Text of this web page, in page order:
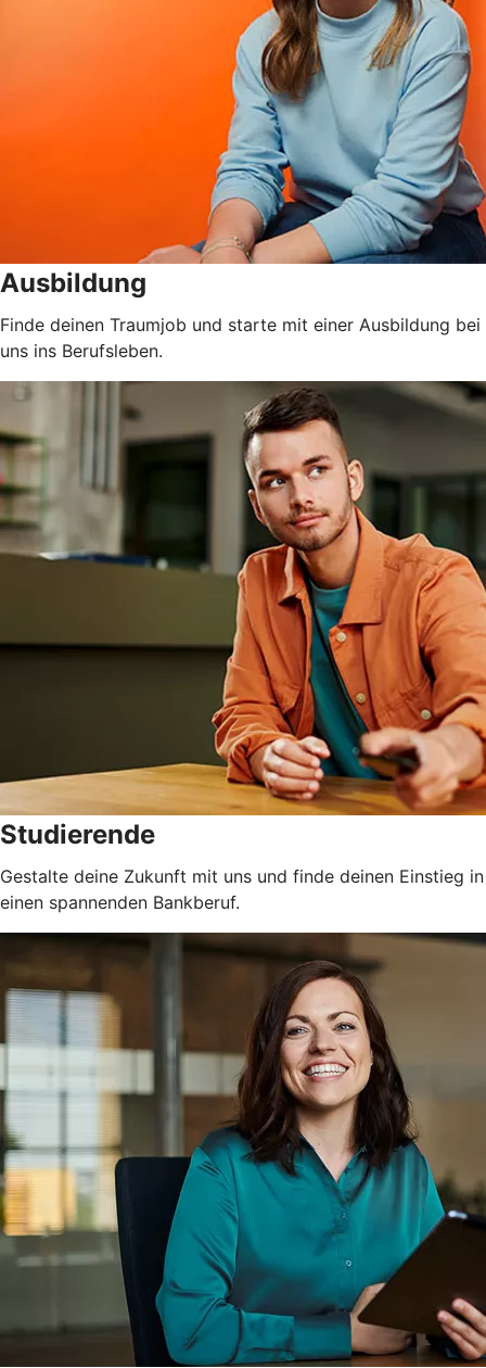
Ausbildung
Finde deinen Traumjob und starte mit einer Ausbildung bei
uns ins Berufsleben.
Studierende
Gestalte deine Zukunft mit uns und finde deinen Einstieg in
einen spannenden Bankberuf.